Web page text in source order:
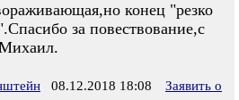
конец "резко
за повествование,с
08.12.2018 18:08
Заявить о